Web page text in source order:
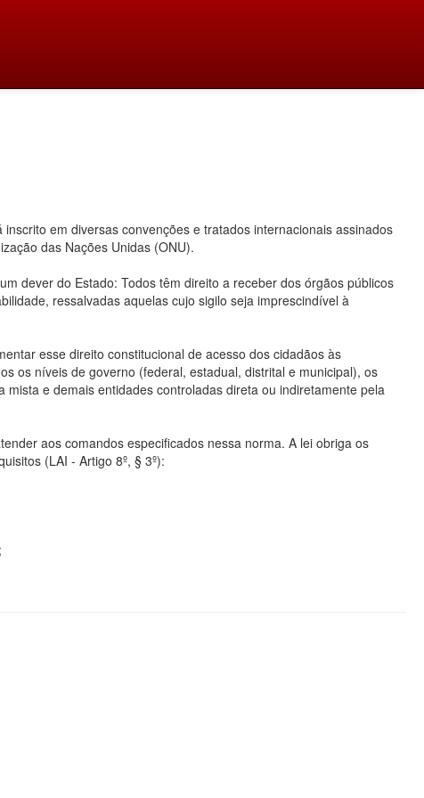
em diversas convenções e tratados internacionais assinados
das Nações Unidas (ONU).
dever do Estado: Todos têm direito a receber dos órgãos públicos
ressalvadas aquelas cujo sigilo seja imprescindível à
esse direito constitucional de acesso dos cidadãos às
os níveis de governo (federal, estadual, distrital e municipal), os
e demais entidades controladas direta ou indiretamente pela
aos comandos especificados nessa norma. A lei obriga os
(LAI - Artigo 8º, § 3º):